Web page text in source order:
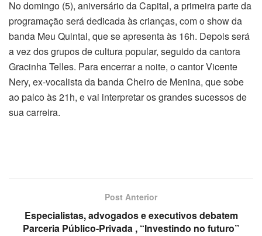
No domingo (5), aniversário da Capital, a primeira parte da
programação será dedicada às crianças, com o show da
banda Meu Quintal, que se apresenta às 16h. Depois será
a vez dos grupos de cultura popular, seguido da cantora
Gracinha Telles. Para encerrar a noite, o cantor Vicente
Nery, ex-vocalista da banda Cheiro de Menina, que sobe
ao palco às 21h, e vai interpretar os grandes sucessos de
sua carreira.
Post Anterior
Especialistas, advogados e executivos debatem
Parceria Público-Privada , “Investindo no futuro”